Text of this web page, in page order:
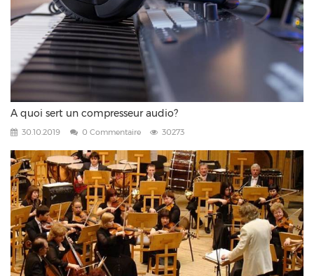
A quoi sert un compresseur audio?
30.10.2019 0 Commentaire 30273